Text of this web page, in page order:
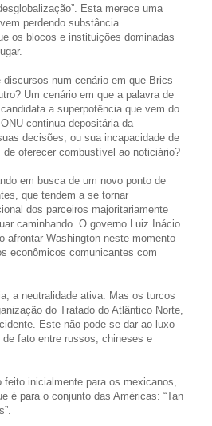
Esta merece uma
perdendo substância
os blocos e instituições dominadas
num cenário em que Brics
Um cenário em que a palavra de
a superpotência que vem do
continua depositária da
decisões, ou sua incapacidade de
oferecer combustível ao noticiário?
em busca de um novo ponto de
que tendem a se tornar
dos parceiros majoritariamente
caminhando. O governo Luiz Inácio
afrontar Washington neste momento
econômicos comunicantes com
a neutralidade ativa. Mas os turcos
do Tratado do Atlântico Norte,
Este não pode se dar ao luxo
de fato entre russos, chineses e
inicialmente para os mexicanos,
é para o conjunto das Américas: “Tan